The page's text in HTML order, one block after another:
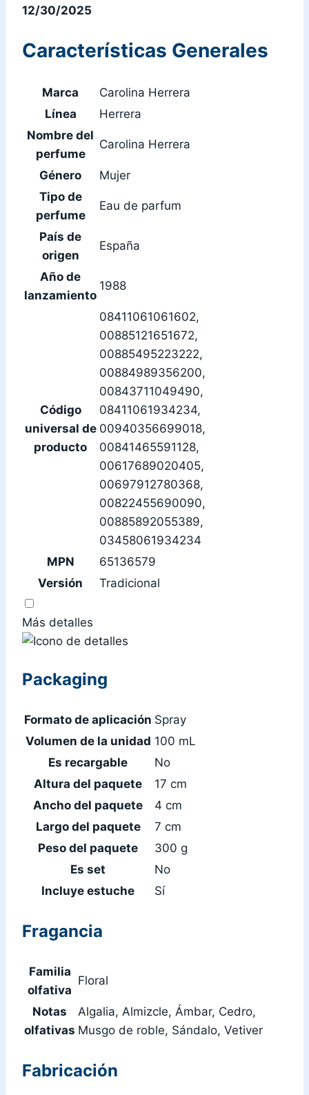
12/30/2025
Características Generales
Marca
Carolina Herrera
Línea
Herrera
Nombre del
perfume
Carolina Herrera
Género
Mujer
Tipo de
perfume
Eau de parfum
País de
origen
España
Año de
lanzamiento
1988
Código
universal de
producto
08411061061602,
00885121651672,
00885495223222,
00884989356200,
00843711049490,
08411061934234,
00940356699018,
00841465591128,
00617689020405,
00697912780368,
00822455690090,
00885892055389,
03458061934234
MPN
65136579
Versión
Tradicional
Más detalles
Packaging
Formato de aplicación Spray
Volumen de la unidad 100 mL
Es recargable
No
Altura del paquete
17 cm
Ancho del paquete
4 cm
Largo del paquete
7 cm
Peso del paquete
300 g
Es set
No
Incluye estuche
Sí
Fragancia
Familia
olfativa
Floral
Notas
olfativas
Algalia, Almizcle, Ámbar, Cedro,
Musgo de roble, Sándalo, Vetiver
Fabricación